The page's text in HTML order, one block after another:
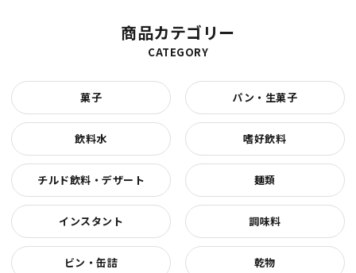
商品カテゴリー
CATEGORY
菓子 パン・生菓子
飲料水 嗜好飲料
チルド飲料・デザート 麺類
インスタント 調味料
ビン・缶詰 乾物